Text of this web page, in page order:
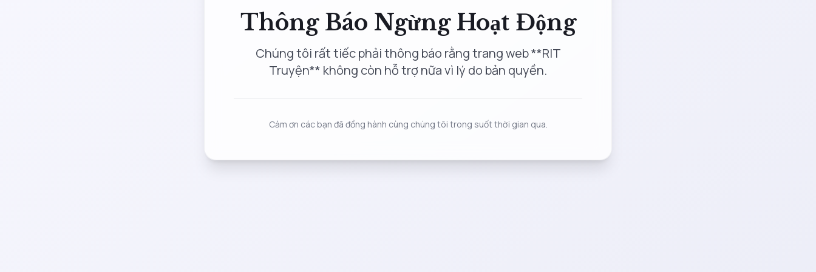
Thông Báo Ngừng Hoạt Động
Chúng tôi rất tiếc phải thông báo rằng trang web **RIT
Truyện** không còn hỗ trợ nữa vì lý do bản quyền.
Cảm ơn các bạn đã đồng hành cùng chúng tôi trong suốt thời gian qua.